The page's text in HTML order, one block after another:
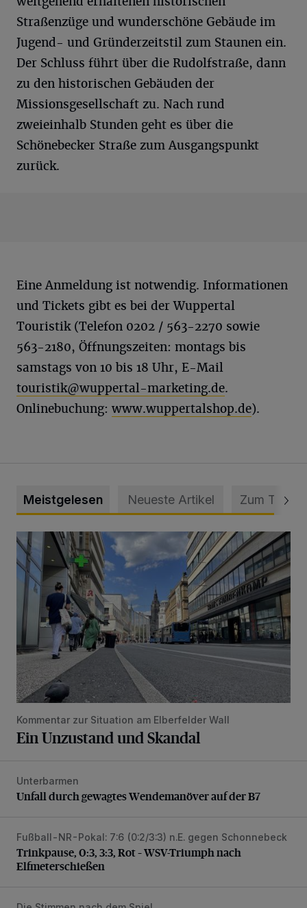
Straßenzüge und wunderschöne Gebäude im
Jugend- und Gründerzeitstil zum Staunen ein.
Der Schluss führt über die Rudolfstraße, dann
zu den historischen Gebäuden der
Missionsgesellschaft zu. Nach rund
zweieinhalb Stunden geht es über die
Schönebecker Straße zum Ausgangspunkt
zurück.
Eine Anmeldung ist notwendig. Informationen
und Tickets gibt es bei der Wuppertal
Touristik (Telefon 0202 / 563-2270 sowie
563-2180, Öffnungszeiten: montags bis
samstags von 10 bis 18 Uhr, E-Mail
touristik@wuppertal-marketing.de.
Onlinebuchung: www.wuppertalshop.de).
Meistgelesen Neueste Artikel Zum Thema
Ein Unzustand und Skandal
Kommentar zur Situation am Elberfelder Wall
Ein Unzustand und Skandal
Unfall durch gewagtes Wendemanöver auf der B7
Unterbarmen
Unfall durch gewagtes Wendemanöver auf der B7
Trinkpause, 0:3, 3:3, Rot – WSV-Triumph nach
Fußball-NR-Pokal: 7:6 (0:2/3:3) n.E. gegen Schonnebeck
Trinkpause, 0:3, 3:3, Rot – WSV-Triumph nach
Elfmeterschießen